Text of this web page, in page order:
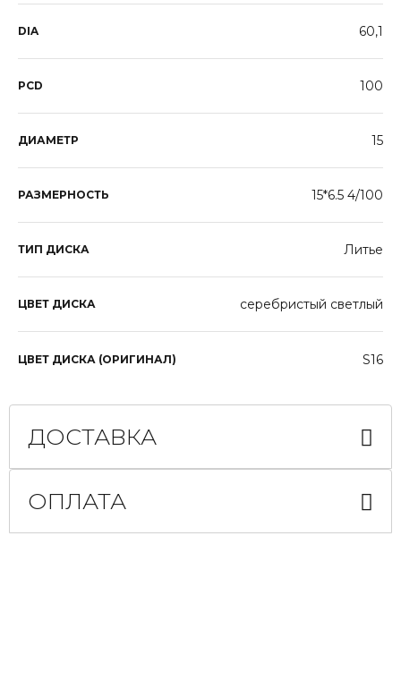
DIA 60,1
PCD 100
ДИАМЕТР 15
РАЗМЕРНОСТЬ 15*6.5 4/100
ТИП ДИСКА Литье
ЦВЕТ ДИСКА серебристый светлый
ЦВЕТ ДИСКА (ОРИГИНАЛ) S16
ДОСТАВКА
ОПЛАТА